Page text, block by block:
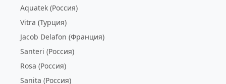
Aquatek (Россия)
Vitra (Турция)
Jacob Delafon (Франция)
Santeri (Россия)
Rosa (Россия)
Sanita (Россия)